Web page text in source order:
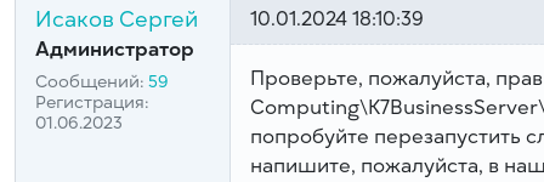
Исаков Сергей
Администратор
Сообщений: 59
Регистрация:
01.06.2023
10.01.2024 18:10:39
Проверьте, пожалуйста,
попробуйте перезапустить
напишите, пожалуйста, в